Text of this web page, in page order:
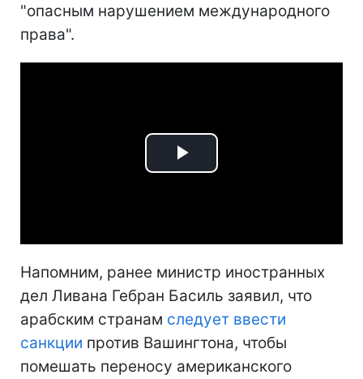
"опасным нарушением международного
права".
Play
Напомним, ранее министр иностранных
дел Ливана Гебран Басиль заявил, что
арабским странам следует ввести
санкции против Вашингтона, чтобы
помешать переносу американского